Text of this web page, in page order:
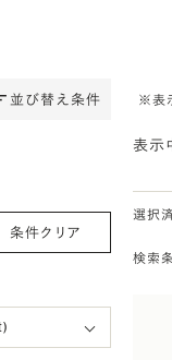
並び替え条件
条件クリア
※表
表示
選択
検索